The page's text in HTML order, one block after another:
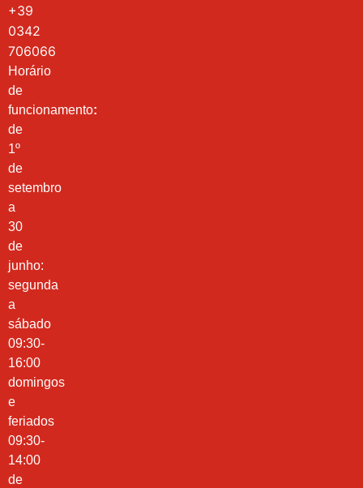
+39
0342
706066
Horário
de
funcionamento:
de
1º
de
setembro
a
30
de
junho:
segunda
a
sábado
09:30-
16:00
domingos
e
feriados
09:30-
14:00
de